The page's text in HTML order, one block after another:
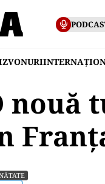
ZVONURI
nouă